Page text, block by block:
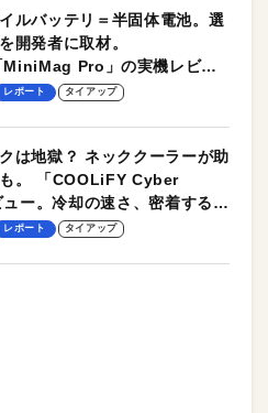
ルバッテリ＝半固体電池。選
開発者に取材。
MiniMag Pro」の実機レビュ
レポート タイアップ
は地獄？ ネッククーラーが助
。 「COOLiFY Cyber
ー。冷却の速さ、密着する冷
シンプルな操作性がグッド！
レポート タイアップ